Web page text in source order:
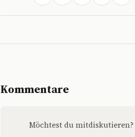
Kommentare
Möchtest du mitdiskutieren?